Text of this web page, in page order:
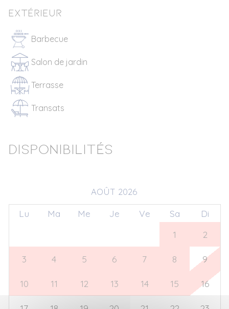
Extérieur
Barbecue
Salon de jardin
Terrasse
Transats
Disponibilités
AOÛT 2026
Lu Ma Me Je Ve Sa
Di
1 2
3 4 5 6 7 8 9
10 11 12 13 14 15 16